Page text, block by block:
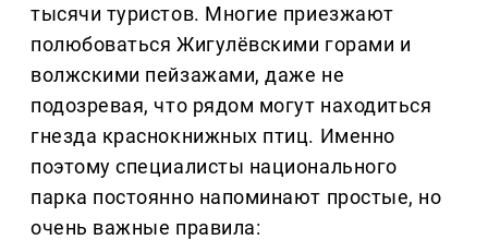
тысячи туристов. Многие приезжают
полюбоваться Жигулёвскими горами и
волжскими пейзажами, даже не
подозревая, что рядом могут находиться
гнезда краснокнижных птиц. Именно
поэтому специалисты национального
парка постоянно напоминают простые, но
очень важные правила: